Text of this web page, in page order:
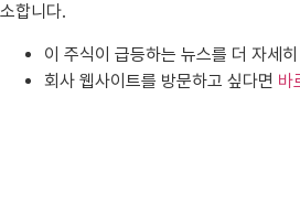
소합니다.
이 주식이 급등하는 뉴스를 더 자세
회사 웹사이트를 방문하고 싶다면 바